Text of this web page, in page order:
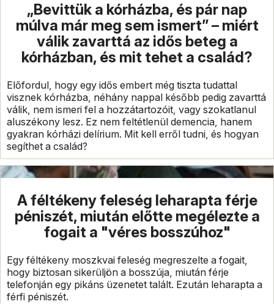
„Bevittük a kórházba, és pár nap
múlva már meg sem ismert” – miért
válik zavarttá az idős beteg a
kórházban, és mit tehet a család?
Előfordul, hogy egy idős embert még tiszta tudattal
visznek kórházba, néhány nappal később pedig zavarttá
válik, nem ismeri fel a hozzátartozóit, vagy szokatlanul
aluszékony lesz. Ez nem feltétlenül demencia, hanem
gyakran kórházi delírium. Mit kell erről tudni, és hogyan
segíthet a család?
A féltékeny feleség leharapta férje
péniszét, miután előtte megélezte a
fogait a "véres bosszúhoz"
Egy féltékeny moszkvai feleség megreszelte a fogait,
hogy biztosan sikerüljön a bosszúja, miután férje
telefonján egy pikáns üzenetet talált. Ezután leharapta a
férfi péniszét.